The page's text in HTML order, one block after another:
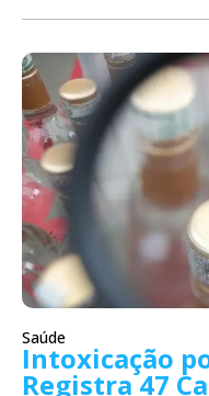
Saúde
Intoxicação
Registra 47